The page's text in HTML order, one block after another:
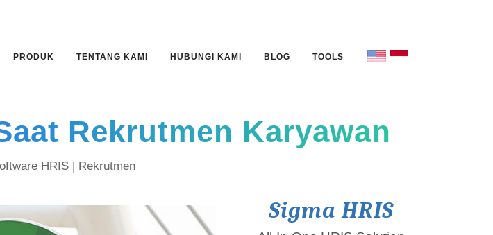
PRODUK TENTANG KAMI HUBUNGI KAMI BLOG TOOLS
Rekrutmen Karyawan
HRIS| Rekrutmen
Sigma HRIS